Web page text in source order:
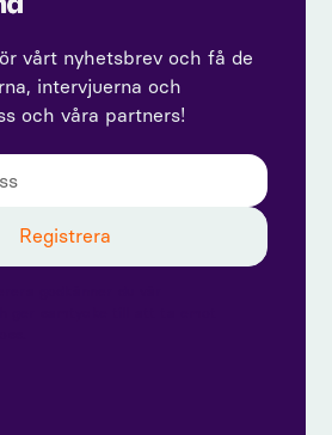
vårt nyhetsbrev och få de
intervjuerna och
och våra partners!